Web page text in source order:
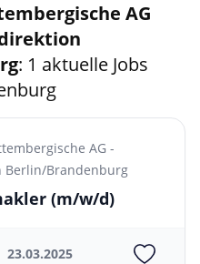
AG
: 1 aktuelle Jobs
AG -
Berlin/Brandenburg
(m/w/d)
23.03.2025